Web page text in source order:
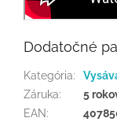
Dodatočné
Kategória:
Záruka:
5
EAN: